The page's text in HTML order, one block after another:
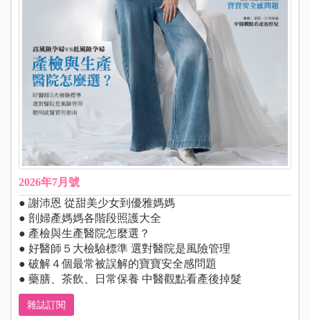
2026年7月號
● 謝沛恩 從甜美少女到優雅媽媽
● 剖婦產媽媽各階段照護大全
● 產檢與生產醫院怎麼選？
● 好醫師５大檢驗標準 選對醫院是風險管理
● 破解４個最常被誤解的寶寶安全感問題
● 藥膳、茶飲、日常保養 中醫觀點看產後掉髮
雜誌訂閱